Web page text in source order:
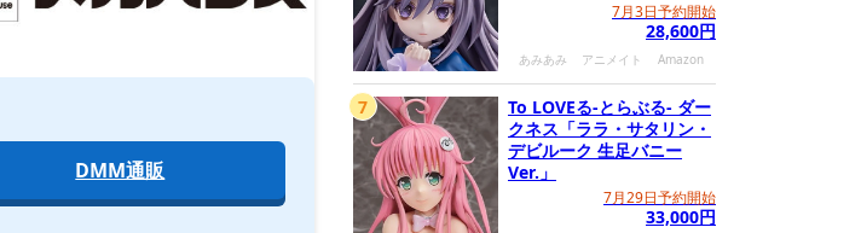
DMM通販
7月3日予約開始
28,600円
あみあみ アニメイト Amazon
To LOVEる-とらぶる- ダー
クネス「ララ・サタリン・
デビルーク 生足バニー
Ver.」
7月29日予約開始
33,000円
7